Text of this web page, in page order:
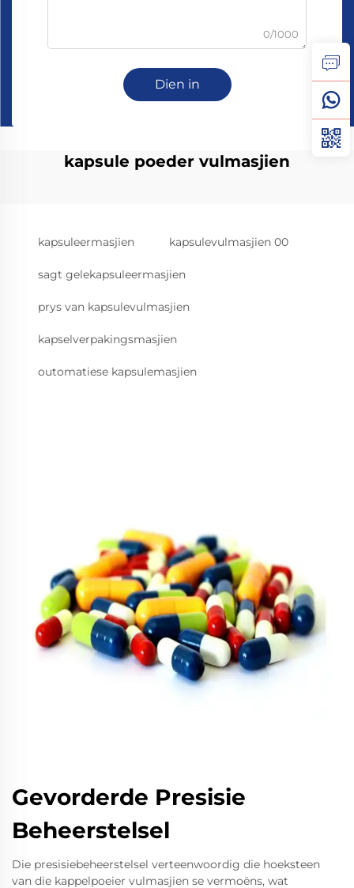
0/1000
Dien in
kapsule poeder vulmasjien
kapsuleermasjien kapsulevulmasjien 00
sagt gelekapsuleermasjien
prys van kapsulevulmasjien
kapselverpakingsmasjien
outomatiese kapsulemasjien
Gevorderde Presisie
Beheerstelsel
Die presisiebeheerstelsel verteenwoordig die hoeksteen
van die kappelpoeier vulmasjien se vermoëns, wat